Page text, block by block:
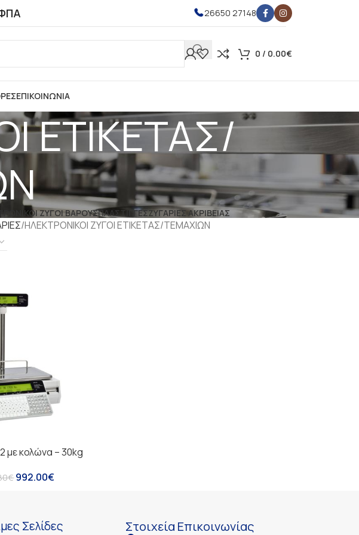
26650 27148
0 / 0.00€
ΕΠΙΚΟΙΝΩΝΙΑ
ΕΤΙΚΕΤΑΣ/
ΖΥΓΟΙ ΒΑΡΟΥΣΠΛΑΣΤΙΓΓΕΣΖΥΓΑΡΙΕΣ ΑΚΡΙΒΕΙΑΣ
ΗΛΕΚΤΡΟΝΙΚΟΙ ΖΥΓΟΙ ΕΤΙΚΕΤΑΣ/ΤΕΜΑΧΙΩΝ
με κολώνα – 30kg
€992.00€
Σελίδες Στοιχεία Επικοινωνίας